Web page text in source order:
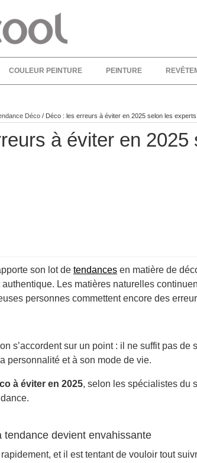
COULEUR PEINTURE PEINTURE
Déco / Déco : les erreurs à éviter en 2025 selon les experts
à éviter en 2025
son lot de tendances en matière de
Les matières naturelles
personnes commettent encore des
s’accordent sur un point : il ne suffit pas de
personnalité et à son mode de vie.
à éviter en 2025, selon les spécialistes du
tendance devient envahissante
et il est tentant de vouloir tout